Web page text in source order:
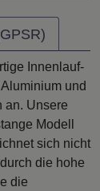
Innenlauf-
und
an. Unsere
Modell
sich nicht
die hohe
die